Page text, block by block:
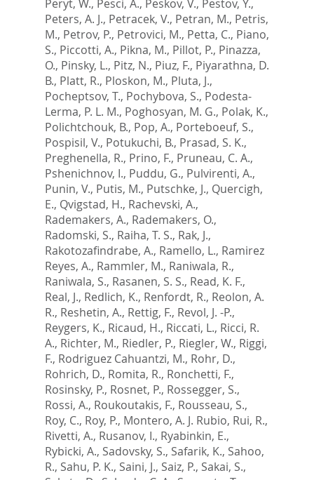
Peryt, W., Pesci, A., Peskov, V., Pestov, Y.,
Peters, A. J., Petracek, V., Petran, M., Petris,
M., Petrov, P., Petrovici, M., Petta, C., Piano,
S., Piccotti, A., Pikna, M., Pillot, P., Pinazza,
O., Pinsky, L., Pitz, N., Piuz, F., Piyarathna, D.
B., Platt, R., Ploskon, M., Pluta, J.,
Pocheptsov, T., Pochybova, S., Podesta-
Lerma, P. L. M., Poghosyan, M. G., Polak, K.,
Polichtchouk, B., Pop, A., Porteboeuf, S.,
Pospisil, V., Potukuchi, B., Prasad, S. K.,
Preghenella, R., Prino, F., Pruneau, C. A.,
Pshenichnov, I., Puddu, G., Pulvirenti, A.,
Punin, V., Putis, M., Putschke, J., Quercigh,
E., Qvigstad, H., Rachevski, A.,
Rademakers, A., Rademakers, O.,
Radomski, S., Raiha, T. S., Rak, J.,
Rakotozafindrabe, A., Ramello, L., Ramirez
Reyes, A., Rammler, M., Raniwala, R.,
Raniwala, S., Rasanen, S. S., Read, K. F.,
Real, J., Redlich, K., Renfordt, R., Reolon, A.
R., Reshetin, A., Rettig, F., Revol, J. -P.,
Reygers, K., Ricaud, H., Riccati, L., Ricci, R.
A., Richter, M., Riedler, P., Riegler, W., Riggi,
F., Rodriguez Cahuantzi, M., Rohr, D.,
Rohrich, D., Romita, R., Ronchetti, F.,
Rosinsky, P., Rosnet, P., Rossegger, S.,
Rossi, A., Roukoutakis, F., Rousseau, S.,
Roy, C., Roy, P., Montero, A. J. Rubio, Rui, R.,
Rivetti, A., Rusanov, I., Ryabinkin, E.,
Rybicki, A., Sadovsky, S., Safarik, K., Sahoo,
R., Sahu, P. K., Saini, J., Saiz, P., Sakai, S.,